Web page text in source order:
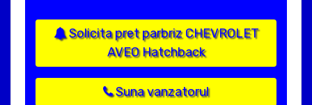
Solicita pret parbriz CHEVROLET
AVEO Hatchback
Suna vanzatorul